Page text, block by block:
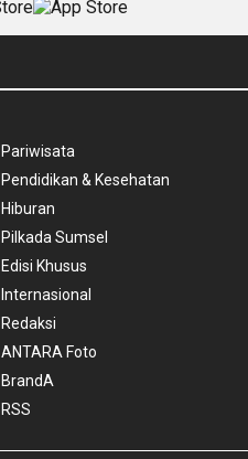
Pariwisata
Pendidikan & Kesehatan
Hiburan
Pilkada Sumsel
Edisi Khusus
Internasional
Redaksi
ANTARA Foto
BrandA
RSS